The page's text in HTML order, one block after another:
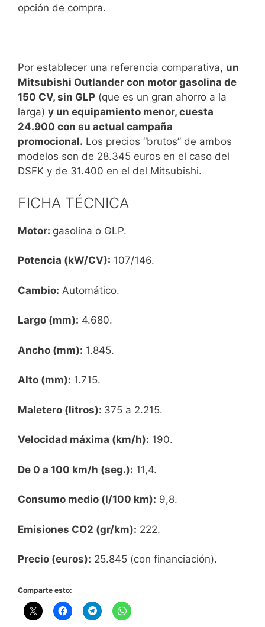
opción de compra.
Por establecer una referencia comparativa, un
Mitsubishi Outlander con motor gasolina de
150 CV, sin GLP (que es un gran ahorro a la
larga) y un equipamiento menor, cuesta
24.900 con su actual campaña
promocional. Los precios “brutos” de ambos
modelos son de 28.345 euros en el caso del
DSFK y de 31.400 en el del Mitsubishi.
FICHA TÉCNICA
Motor: gasolina o GLP.
Potencia (kW/CV): 107/146.
Cambio: Automático.
Largo (mm): 4.680.
Ancho (mm): 1.845.
Alto (mm): 1.715.
Maletero (litros): 375 a 2.215.
Velocidad máxima (km/h): 190.
De 0 a 100 km/h (seg.): 11,4.
Consumo medio (l/100 km): 9,8.
Emisiones CO2 (gr/km): 222.
Precio (euros): 25.845 (con financiación).
Comparte esto: